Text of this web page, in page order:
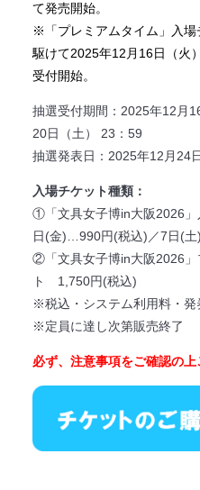
て発売開始。
※「プレミアムタイム」入
駆けて2025年12月16日（火
受付開始。
抽選受付期間：2025年12月
20日（土） 23：59
抽選発表日：2025年12月24
入場チケット種類：
①「文具女子博in大阪2026
日(金)…990円(税込)／7日(
②「文具女子博in大阪2026」
ト 1,750円(税込)
※税込・システム利用料・発
※定員に達し次第販売終了
必ず、注意事項をご確認の上